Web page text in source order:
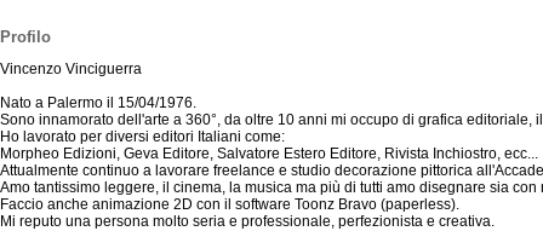
Profilo
Vincenzo Vinciguerra
Nato a Palermo il 15/04/1976.
Sono innamorato dell'arte a 360°, da oltre 10 anni mi occupo di grafica editoriale,
Ho lavorato per diversi editori Italiani come:
Morpheo Edizioni, Geva Editore, Salvatore Estero Editore, Rivista Inchiostro, ecc...
Attualmente continuo a lavorare freelance e studio decorazione pittorica
Amo tantissimo leggere, il cinema, la musica ma più di tutti amo disegnare sia
Faccio anche animazione 2D con il software Toonz Bravo (paperless).
Mi reputo una persona molto seria e professionale, perfezionista e creativa.